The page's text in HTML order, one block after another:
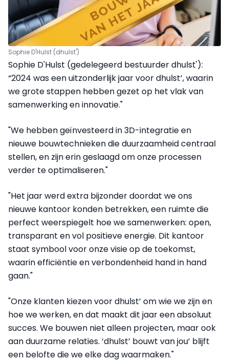
Sophie D'Hulst (dhulst')
Sophie D'Hulst (gedelegeerd bestuurder dhulst'):
“2024 was een uitzonderlijk jaar voor dhulst’, waarin
we grote stappen hebben gezet op het vlak van
samenwerking en innovatie."
"We hebben geïnvesteerd in 3D-integratie en
nieuwe bouwtechnieken die duurzaamheid centraal
stellen, en zijn erin geslaagd om onze processen
verder te optimaliseren."
"Het jaar werd extra bijzonder doordat we ons
nieuwe kantoor konden betrekken, een ruimte die
perfect weerspiegelt hoe we samenwerken: open,
transparant en vol positieve energie. Dit kantoor
staat symbool voor onze visie op de toekomst,
waarin efficiëntie en verbondenheid hand in hand
gaan."
"Onze klanten kiezen voor dhulst’ om wie we zijn en
hoe we werken, en dat maakt dit jaar een absoluut
succes. We bouwen niet alleen projecten, maar ook
aan duurzame relaties. ‘dhulst’ bouwt van jou’ blijft
een belofte die we elke dag waarmaken."